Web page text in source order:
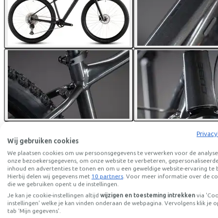
Cube AIM SLX
Prijs €699,00
Bespaar €460,61 t.o.v. koop.
Lees meer over zakelijk leasen.
Beschikbare kleuren
Frame model
Wij gebruiken cookies
We plaatsen cookies om uw persoonsgegevens te verwerken voor de
onze bezoekersgegevens, om onze website te verbeteren,
inhoud en advertenties te tonen en om u een geweldige website-ervaring te
Hierbij delen wij gegevens met 10 partners. Voor meer informatie over de
die we gebruiken opent u de instellingen.
Je kan je cookie-instellingen altijd wijzigen en toesteming intrekken via
instellingen' welke je kan vinden onderaan de webpagina. Vervolgens klik je
tab ‘Mijn gegevens'.